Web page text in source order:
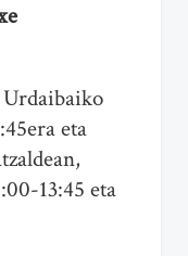
eta
13:45 eta